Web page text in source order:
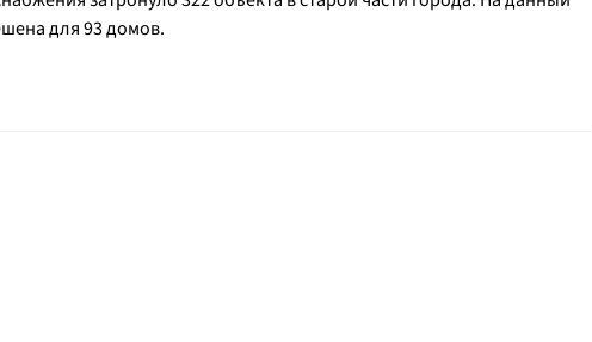
для 93 домов.